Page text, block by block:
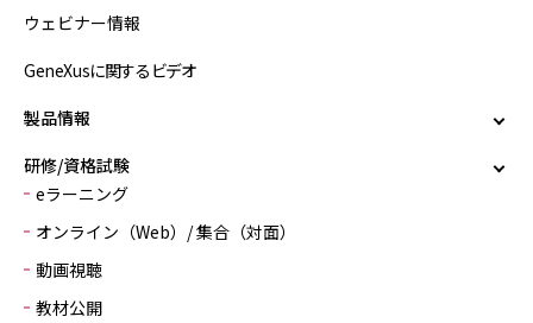
ウェビナー情報
GeneXusに関するビデオ
製品情報
研修/資格試験
eラーニング
オンライン（Web）/ 集合（対面）
動画視聴
教材公開